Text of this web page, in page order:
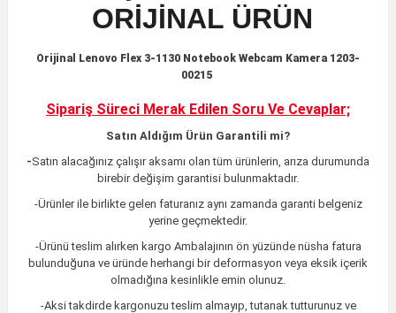
ORİJİNAL ÜRÜN
Orijinal Lenovo Flex 3-1130 Notebook Webcam Kamera 1203-
00215
Sipariş Süreci Merak Edilen Soru Ve Cevaplar;
Satın Aldığım Ürün Garantili mi?
-Satın alacağınız çalışır aksamı olan tüm ürünlerin, arıza durumunda
birebir değişim garantisi bulunmaktadır.
-Ürünler ile birlikte gelen faturanız aynı zamanda garanti belgeniz
yerine geçmektedir.
-Ürünü teslim alırken kargo Ambalajının ön yüzünde nüsha fatura
bulunduğuna ve üründe herhangi bir deformasyon veya eksik içerik
olmadığına kesinlikle emin olunuz.
-Aksi takdirde kargonuzu teslim almayıp, tutanak tutturunuz ve